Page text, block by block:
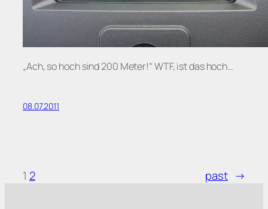
„Ach, so hoch sind 200 Meter!“ WTF, ist das hoch…
08.07.2011
1 2 past →